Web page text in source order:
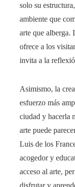
solo su
ambiente que
arte que alberga.
ofrece a los
invita a la
Asimismo, la
esfuerzo más
ciudad y hacerla
arte puede
Luis de los
acogedor y
acceso al arte,
disfrutar y